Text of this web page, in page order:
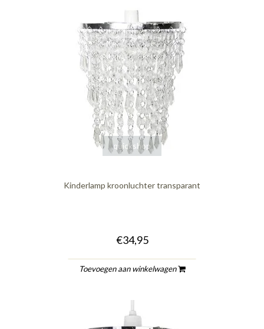
quickshop
Kinderlamp kroonluchter transparant
€34,95
Toevoegen aan winkelwagen